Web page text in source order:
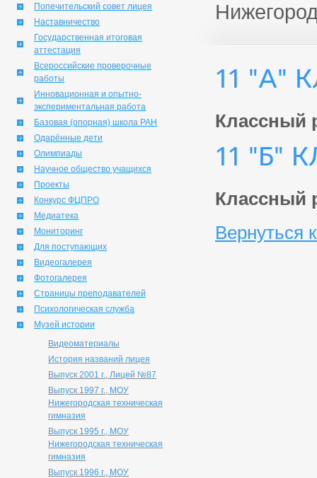
Попечительский совет лицея
Наставничество
Государственная итоговая
аттестация
Всероссийские проверочные
работы
Инновационная и опытно-
экспериментальная работа
Базовая (опорная) школа РАН
Одарённые дети
Олимпиады
Научное общество учащихся
Проекты
Конкурс ФЦПРО
Медиатека
Мониторинг
Для поступающих
Видеогалерея
Фотогалерея
Страницы преподавателей
Психологическая служба
Музей истории
Видеоматериалы
История названий лицея
Выпуск 2001 г., Лицей №87
Выпуск 1997 г., МОУ
Нижегородская техническая
гимназия
Выпуск 1995 г., МОУ
Нижегородская техническая
гимназия
Выпуск 1996 г., МОУ
11 "А"
Классный
11 "Б"
Классный
Вернуться